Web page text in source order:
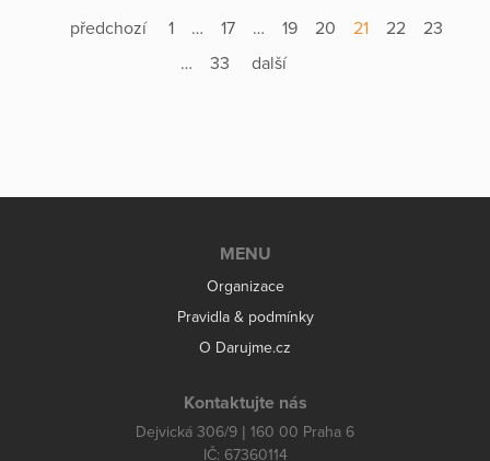
předchozí 1 … 17 … 19 20 21 22
23
…
33 další
MENU
Organizace
Pravidla & podmínky
O Darujme.cz
Kontaktujte nás
Dejvická 306/9 | 160 00 Praha 6
IČ: 67360114